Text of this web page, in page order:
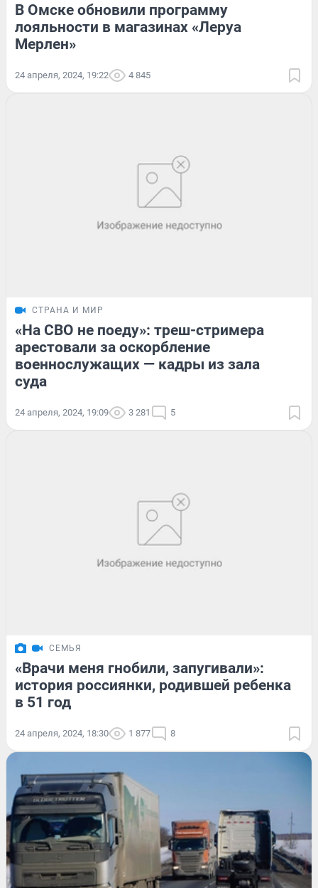
В Омске обновили программу
лояльности в магазинах «Леруа
Мерлен»
24 апреля, 2024, 19:22 4 845
СТРАНА И МИР
«На СВО не поеду»: треш-стримера
арестовали за оскорбление
военнослужащих — кадры из зала
суда
24 апреля, 2024, 19:09 3 281 5
СЕМЬЯ
«Врачи меня гнобили, запугивали»:
история россиянки, родившей ребенка
в 51 год
24 апреля, 2024, 18:30 1 877 8